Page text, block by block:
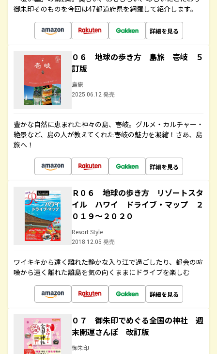
御朱印そのものを今回は47都道府県を網羅して紹介します。
詳細を見る
０６ 地球の歩き方 島旅 壱岐 ５
訂版
島旅
2025.06.12 発売
豊かな自然に恵まれた神々の島、壱岐。グルメ・カルチャー・
絶景など、島の人が教えてくれた壱岐の魅力を凝縮！さあ、島
旅へ！
詳細を見る
Ｒ０６ 地球の歩き方 リゾートスタ
イル ハワイ ドライブ・マップ ２
０１９～２０２０
Resort Style
2018.12.05 発売
ワイキキから遠く離れた静かな入り江で過ごしたり、都会の喧
噪から遠く離れた離島を気の向くままにドライブを楽しむ
詳細を見る
０７ 御朱印でめぐる全国の神社 週
末開運さんぽ 改訂版
御朱印